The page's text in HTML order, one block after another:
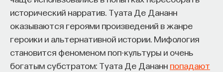
исторический нарратив. Туата Де Дананн
оказываются героями произведений в жанре
героики и альтернативной истории. Мифология
становится феноменом поп-культуры и очень
богатым субстратом: Туата Де Дананн попадают